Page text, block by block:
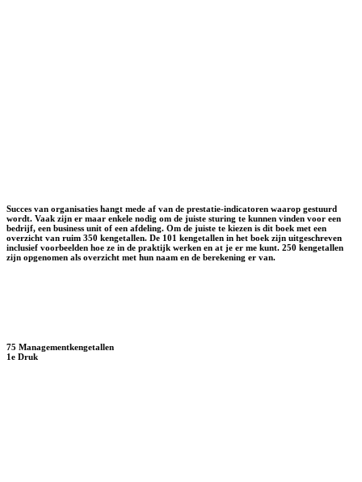
Succes van organisaties hangt mede af van de prestatie-indicatoren waarop gestuurd
wordt. Vaak zijn er maar enkele nodig om de juiste sturing te kunnen vinden voor een
bedrijf, een business unit of een afdeling. Om de juiste te kiezen is dit boek met een
overzicht van ruim 350 kengetallen. De 101 kengetallen in het boek zijn uitgeschreven
inclusief voorbeelden hoe ze in de praktijk werken en at je er me kunt. 250 kengetallen
zijn opgenomen als overzicht met hun naam en de berekening er van.
75 Managementkengetallen
1e Druk